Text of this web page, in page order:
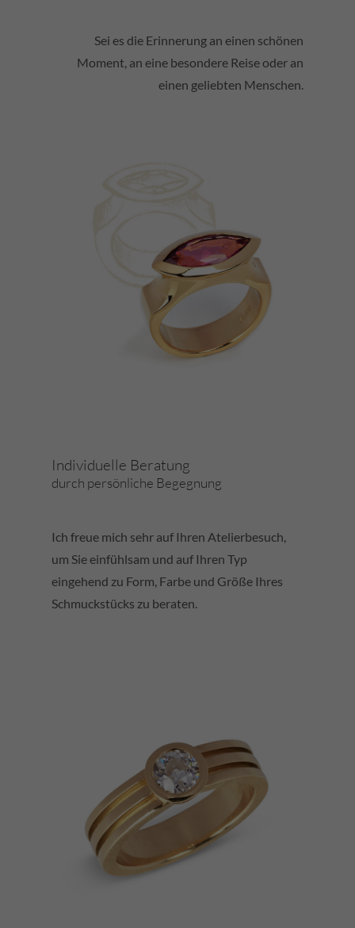
Sei es die Erinnerung an einen schönen
Moment, an eine besondere Reise oder an
einen geliebten Menschen.
Individuelle Beratung
durch persönliche Begegnung
Ich freue mich sehr auf Ihren Atelierbesuch,
um Sie einfühlsam und auf Ihren Typ
eingehend zu Form, Farbe und Größe Ihres
Schmuckstücks zu beraten.